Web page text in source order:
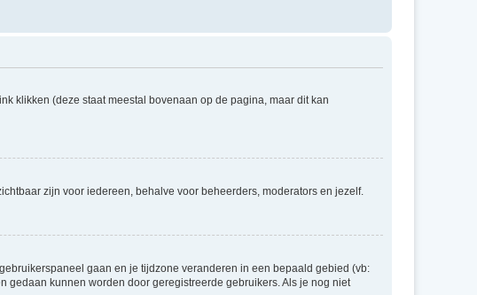
link klikken (deze staat meestal bovenaan op de pagina, maar dit kan
zijn voor iedereen, behalve voor beheerders, moderators en jezelf.
gaan en je tijdzone veranderen in een bepaald gebied (vb:
gedaan kunnen worden door geregistreerde gebruikers. Als je nog niet